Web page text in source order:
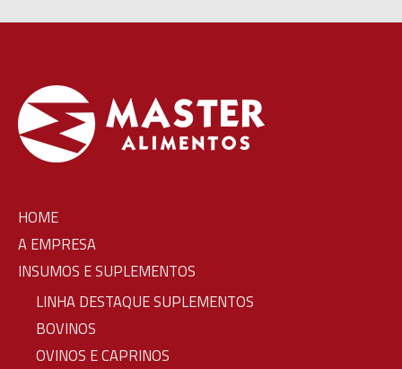
HOME
A EMPRESA
INSUMOS E SUPLEMENTOS
LINHA DESTAQUE SUPLEMENTOS
BOVINOS
OVINOS E CAPRINOS